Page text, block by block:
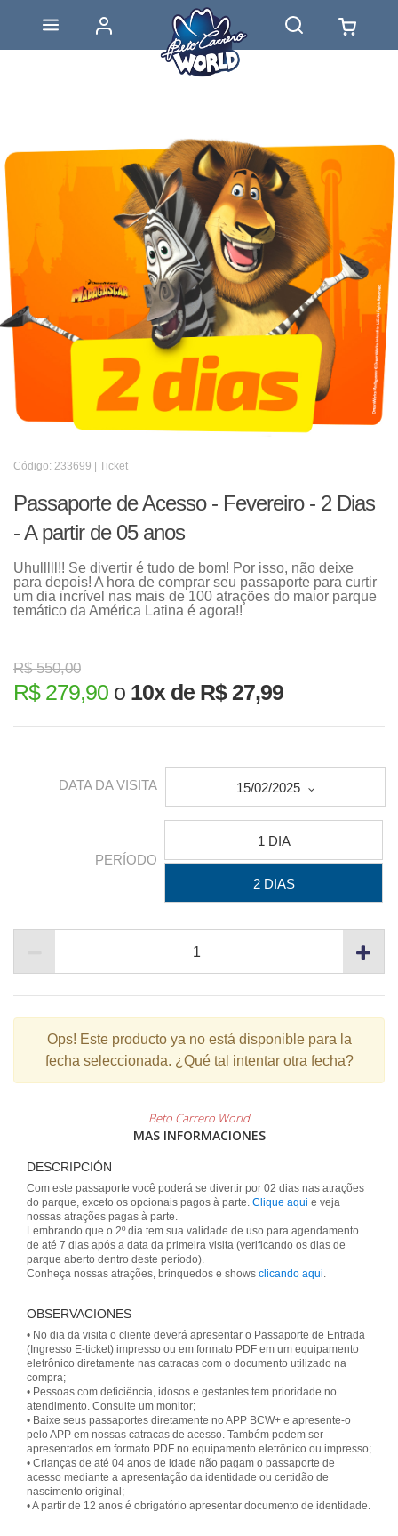
Código: 233699 | Ticket
Passaporte de Acesso - Fevereiro - 2 Dias
- A partir de 05 anos
Uhulllll!! Se divertir é tudo de bom! Por isso, não deixe
para depois! A hora de comprar seu passaporte para curtir
um dia incrível nas mais de 100 atrações do maior parque
temático da América Latina é agora!!
R$ 550,00
R$ 279,90 o 10x de R$ 27,99
DATA DA VISITA 15/02/2025
PERÍODO
1 DIA
2 DIAS
Ops! Este producto ya no está disponible para la
fecha seleccionada. ¿Qué tal intentar otra fecha?
Beto Carrero World
MAS INFORMACIONES
DESCRIPCIÓN
Com este passaporte você poderá se divertir por 02 dias nas atrações
do parque, exceto os opcionais pagos à parte. Clique aqui e veja
nossas atrações pagas à parte.
Lembrando que o 2º dia tem sua validade de uso para agendamento
de até 7 dias após a data da primeira visita (verificando os dias de
parque aberto dentro deste período).
Conheça nossas atrações, brinquedos e shows clicando aqui.
OBSERVACIONES
• No dia da visita o cliente deverá apresentar o Passaporte de Entrada
(Ingresso E-ticket) impresso ou em formato PDF em um equipamento
eletrônico diretamente nas catracas com o documento utilizado na
compra;
• Pessoas com deficiência, idosos e gestantes tem prioridade no
atendimento. Consulte um monitor;
• Baixe seus passaportes diretamente no APP BCW+ e apresente-o
pelo APP em nossas catracas de acesso. Também podem ser
apresentados em formato PDF no equipamento eletrônico ou impresso;
• Crianças de até 04 anos de idade não pagam o passaporte de
acesso mediante a apresentação da identidade ou certidão de
nascimento original;